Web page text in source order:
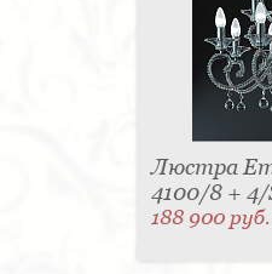
Люстра
4100/8 + 4/
188 900